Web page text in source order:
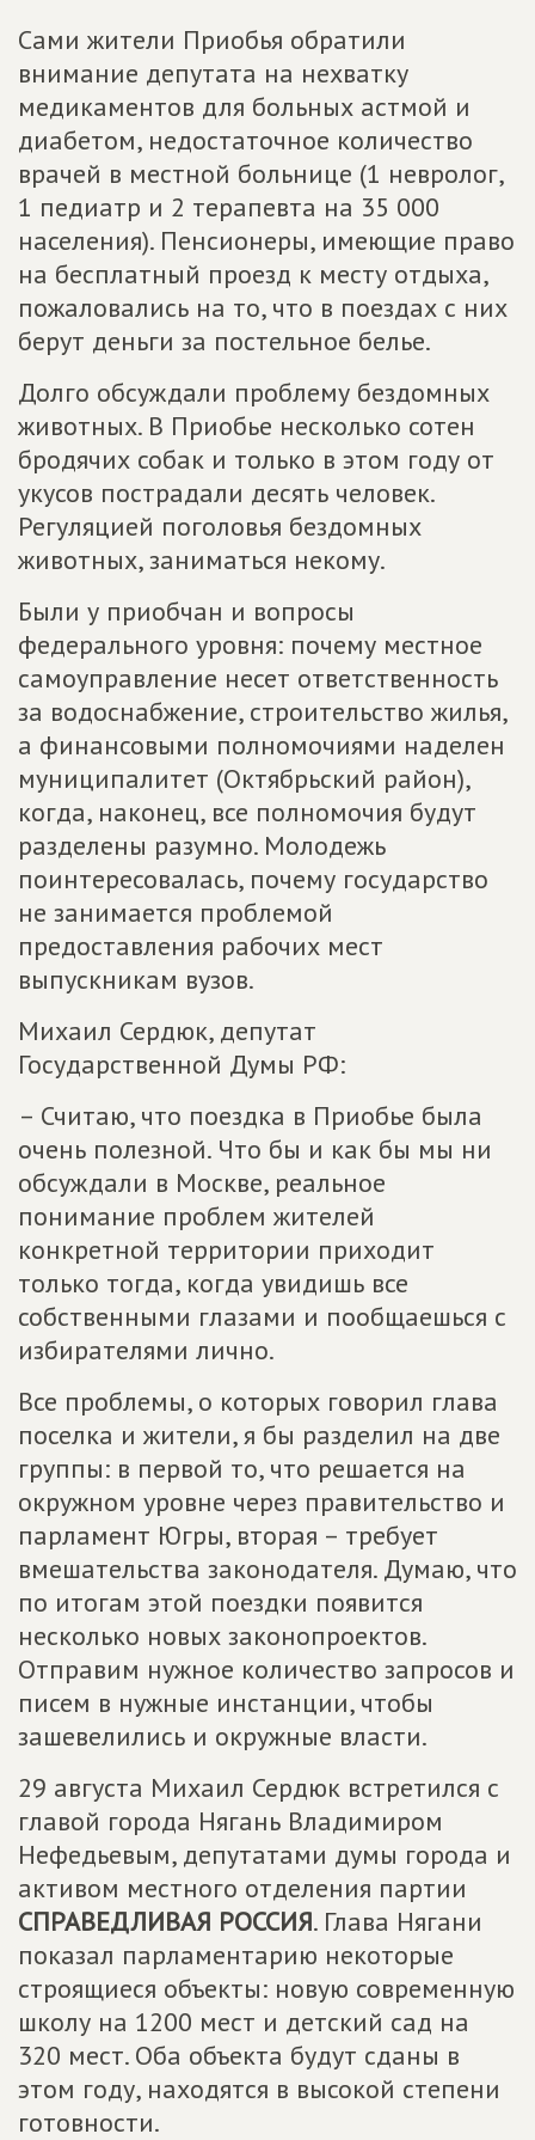
Сами жители Приобья обратили
внимание депутата на нехватку
медикаментов для больных астмой и
диабетом, недостаточное количество
врачей в местной больнице (1 невролог,
1 педиатр и 2 терапевта на 35 000
населения). Пенсионеры, имеющие право
на бесплатный проезд к месту отдыха,
пожаловались на то, что в поездах с них
берут деньги за постельное белье.
Долго обсуждали проблему бездомных
животных. В Приобье несколько сотен
бродячих собак и только в этом году от
укусов пострадали десять человек.
Регуляцией поголовья бездомных
животных, заниматься некому.
Были у приобчан и вопросы
федерального уровня: почему местное
самоуправление несет ответственность
за водоснабжение, строительство жилья,
а финансовыми полномочиями наделен
муниципалитет (Октябрьский район),
когда, наконец, все полномочия будут
разделены разумно. Молодежь
поинтересовалась, почему государство
не занимается проблемой
предоставления рабочих мест
выпускникам вузов.
Михаил Сердюк, депутат
Государственной Думы РФ:
– Считаю, что поездка в Приобье была
очень полезной. Что бы и как бы мы ни
обсуждали в Москве, реальное
понимание проблем жителей
конкретной территории приходит
только тогда, когда увидишь все
собственными глазами и пообщаешься с
избирателями лично.
Все проблемы, о которых говорил глава
поселка и жители, я бы разделил на две
группы: в первой то, что решается на
окружном уровне через правительство и
парламент Югры, вторая – требует
вмешательства законодателя. Думаю, что
по итогам этой поездки появится
несколько новых законопроектов.
Отправим нужное количество запросов и
писем в нужные инстанции, чтобы
зашевелились и окружные власти.
29 августа Михаил Сердюк встретился с
главой города Нягань Владимиром
Нефедьевым, депутатами думы города и
активом местного отделения партии
СПРАВЕДЛИВАЯ РОССИЯ. Глава Нягани
показал парламентарию некоторые
строящиеся объекты: новую современную
школу на 1200 мест и детский сад на
320 мест. Оба объекта будут сданы в
этом году, находятся в высокой степени
готовности.